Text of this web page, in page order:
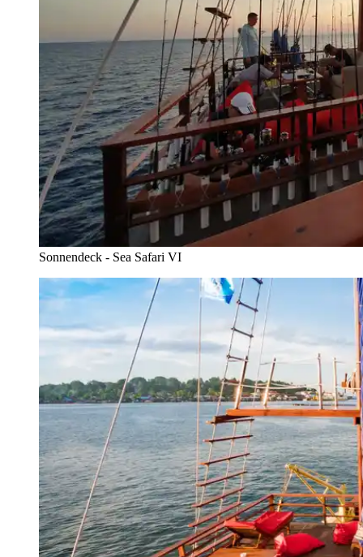
Sonnendeck - Sea Safari VI